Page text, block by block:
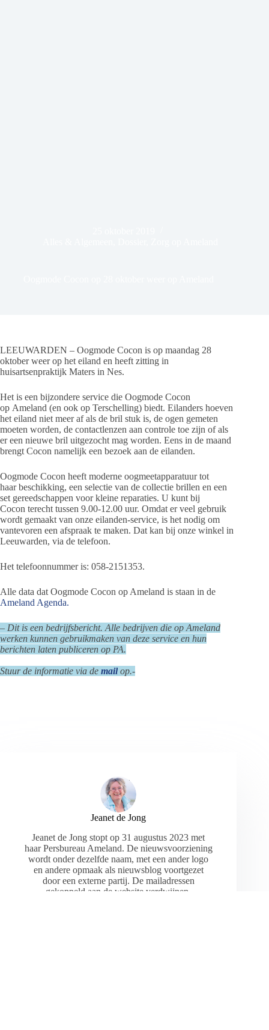
LEEUWARDEN – Oogmode Cocon is op maandag 28
oktober weer op het eiland en heeft zitting in
huisartsenpraktijk Maters in Nes.
Het is een bijzondere service die Oogmode Cocon
op Ameland (en ook op Terschelling) biedt. Eilanders hoeven
het eiland niet meer af als de bril stuk is, de ogen gemeten
moeten worden, de contactlenzen aan controle toe zijn of als
er een nieuwe bril uitgezocht mag worden. Eens in de maand
brengt Cocon namelijk een bezoek aan de eilanden.
Oogmode Cocon heeft moderne oogmeetapparatuur tot
haar beschikking, een selectie van de collectie brillen en een
set gereedschappen voor kleine reparaties. U kunt bij
Cocon terecht tussen 9.00-12.00 uur. Omdat er veel gebruik
wordt gemaakt van onze eilanden-service, is het nodig om
vantevoren een afspraak te maken. Dat kan bij onze winkel in
Leeuwarden, via de telefoon.
Het telefoonnummer is: 058-2151353.
Alle data dat Oogmode Cocon op Ameland is staan in de
Ameland Agenda.
– Dit is een bedrijfsbericht. Alle bedrijven die op Ameland
werken kunnen gebruikmaken van deze service en hun
berichten laten publiceren op PA.
Stuur de informatie via de mail op.-
Jeanet de Jong
Jeanet de Jong stopt op 31 augustus 2023 met
haar Persbureau Ameland. De nieuwsvoorziening
wordt onder dezelfde naam, met een ander logo
en andere opmaak als nieuwsblog voortgezet
door een externe partij. De mailadressen
gekoppeld aan de website verdwijnen.